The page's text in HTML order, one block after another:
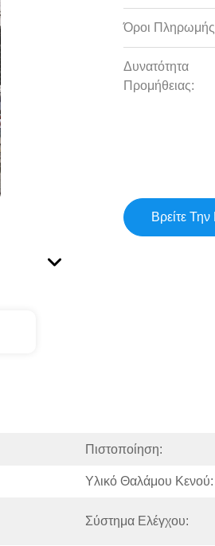
Όροι
Δυνατότητα
Προμήθειας:
Βρείτε
Πιστοποίηση:
Υλικό Θαλάμου Κενού:
Σύστημα Ελέγχου: